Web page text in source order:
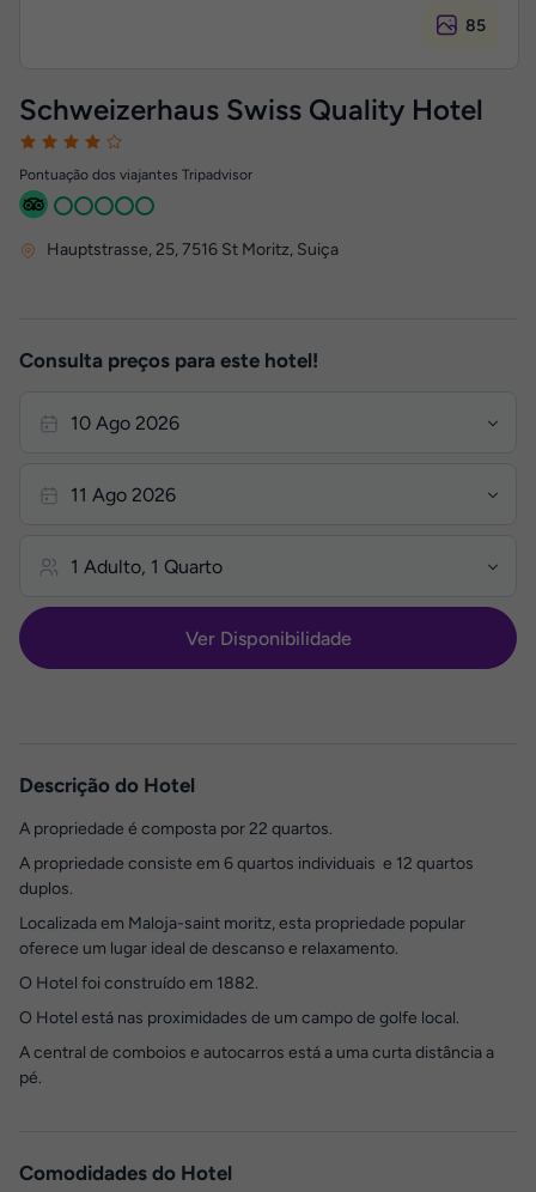
85
Schweizerhaus Swiss Quality Hotel
Pontuação dos viajantes Tripadvisor
Hauptstrasse, 25,7516 St Moritz, Suiça
Consulta preços para este hotel!
Ver Disponibilidade
Descrição do Hotel
A propriedade é composta por 22 quartos.
A propriedade consiste em 6 quartos individuais e 12 quartos
duplos.
Localizada em Maloja-saint moritz, esta propriedade popular
oferece um lugar ideal de descanso e relaxamento.
O Hotel foi construído em 1882.
O Hotel está nas proximidades de um campo de golfe local.
A central de comboios e autocarros está a uma curta distância a
pé.
Comodidades do Hotel